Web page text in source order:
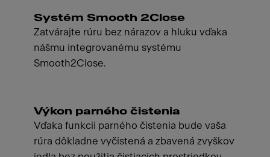
Systém Smooth 2Close
Zatvárajte rúru bez nárazov a hluku vďaka
nášmu integrovanému systému
Smooth2Close.
Výkon parného čistenia
Vďaka funkcii parného čistenia bude vaša
rúra dôkladne vyčistená a zbavená zvyškov